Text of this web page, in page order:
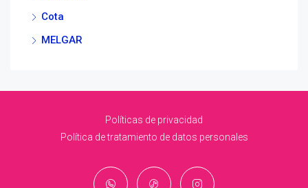
Cota
MELGAR
Políticas de privacidad
Política de tratamiento de datos personales